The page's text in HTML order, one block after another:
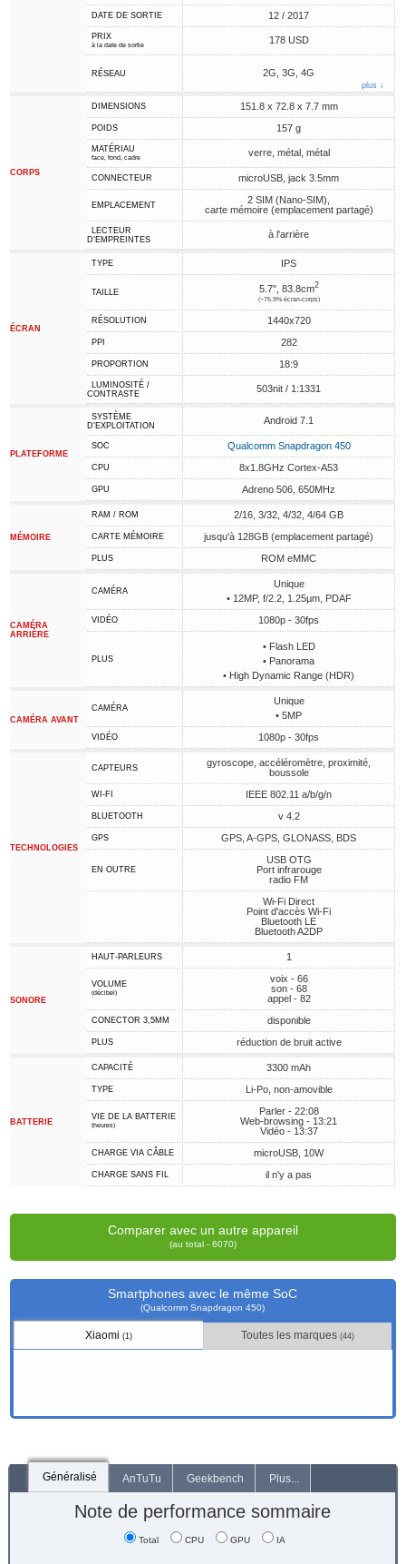
DATE DE SORTIE 12 / 2017
PRIX
à la date de sortie 178 USD
RÉSEAU 2G, 3G, 4G
plus ↓
CORPS
DIMENSIONS 151.8 x 72.8 x 7.7 mm
POIDS 157 g
MATÉRIAU
face, fond, cadre verre, métal, métal
CONNECTEUR microUSB, jack 3.5mm
EMPLACEMENT
2 SIM (Nano-SIM),
carte mémoire (emplacement partagé)
LECTEUR
D'EMPREINTES
à l'arrière
ÉCRAN
TYPE IPS
TAILLE 5.7", 83.8cm2
(~75.9% écran-corps)
RÉSOLUTION 1440x720
PPI 282
PROPORTION 18:9
LUMINOSITÉ /
CONTRASTE
503nit / 1:1331
PLATEFORME
SYSTÈME
D'EXPLOITATION
Android 7.1
SOC Qualcomm Snapdragon 450
CPU 8x1.8GHz Cortex-A53
GPU Adreno 506, 650MHz
MÉMOIRE
RAM / ROM 2/16, 3/32, 4/32, 4/64 GB
CARTE MÉMOIRE jusqu'à 128GB (emplacement partagé)
PLUS ROM eMMC
CAMÉRA
ARRIÈRE
CAMÉRA
Unique
• 12MP, f/2.2, 1.25µm, PDAF
VIDÉO 1080p - 30fps
PLUS
• Flash LED
• Panorama
• High Dynamic Range (HDR)
CAMÉRA AVANT
CAMÉRA
Unique
• 5MP
VIDÉO 1080p - 30fps
TECHNOLOGIES
CAPTEURS
gyroscope, accéléromètre, proximité,
boussole
WI-FI IEEE 802.11 a/b/g/n
BLUETOOTH v 4.2
GPS GPS, A-GPS, GLONASS, BDS
EN OUTRE
USB OTG
Port infrarouge
radio FM
Wi-Fi Direct
Point d'accès Wi-Fi
Bluetooth LE
Bluetooth A2DP
SONORE
HAUT-PARLEURS 1
VOLUME
(décibel)
voix - 66
son - 68
appel - 82
CONECTOR 3,5MM disponible
PLUS réduction de bruit active
BATTERIE
CAPACITÉ 3300 mAh
TYPE Li-Po, non-amovible
VIE DE LA BATTERIE
(heures)
Parler - 22:08
Web-browsing - 13:21
Vidéo - 13:37
CHARGE VIA CÂBLE microUSB, 10W
CHARGE SANS FIL il n'y a pas
Comparer avec un autre appareil
(au total - 6070)
Smartphones avec le même SoC
(Qualcomm Snapdragon 450)
Xiaomi(1) Toutes les marques(44)
Généralisé AnTuTu Geekbench Plus...
Note de performance sommaire
Total CPU GPU IA